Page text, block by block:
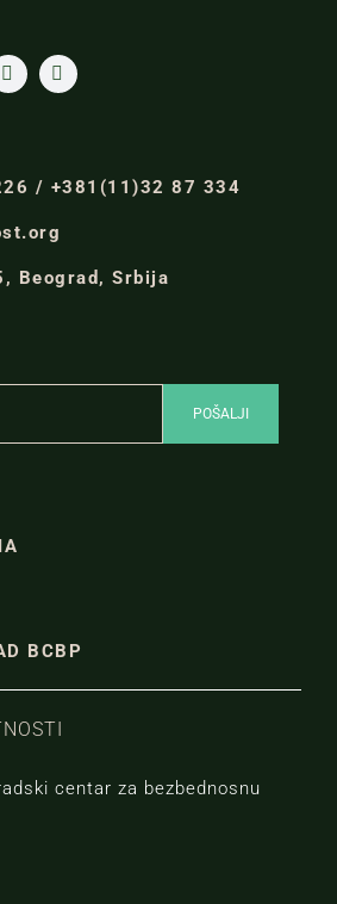
/ +381(11)32 87 334
Beograd, Srbija
BCBP
centar za bezbednosnu